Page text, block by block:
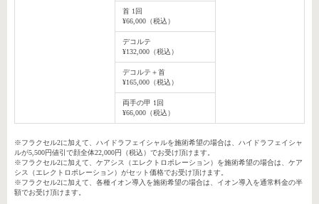
首 1回
¥66,000（税込）
デコルテ
¥132,000（税込）
デコルテ＋首
¥165,000（税込）
両手の甲 1回
¥66,000（税込）
※フラクセル2に加えて、ハイドラフェイシャルを施術希望の場合は、ハイドラフェイシャ
ルが5,500円値引で顔全体22,000円（税込）でお受け頂けます。
※フラクセル2に加えて、ケアシス（エレクトロポレーション）を施術希望の場合は、ケア
シス（エレクトロポレーション）がセット価格でお受け頂けます。
※フラクセル2に加えて、各種イオン導入を施術希望の場合は、イオン導入を通常料金の半
額でお受け頂けます。